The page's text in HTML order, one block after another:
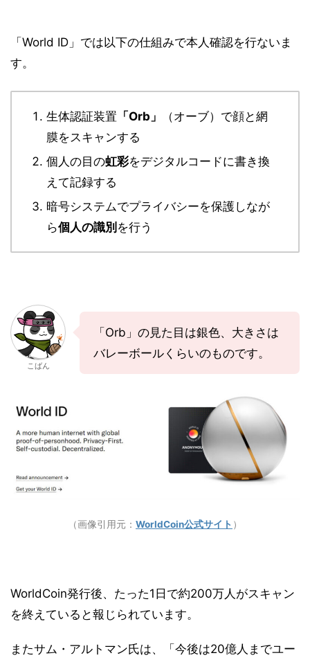
「World ID」では以下の仕組みで本人確認を行ないま
す。
生体認証装置 「Orb」
（オーブ）で顔と網
膜をスキャンする
個人の目の虹彩をデジタルコードに書き換
えて記録する
暗号システムでプライバシーを保護しなが
ら個人の識別 を行う
こばん
「Orb」の見た目は銀色、大きさは
バレーボールくらいのものです。
（画像引用元： WorldCoin公式サイト ）
WorldCoin発行後、たった1日で約200万人がスキャン
を終えていると報じられています。
またサム・アルトマン氏は、「今後は20億人までユー